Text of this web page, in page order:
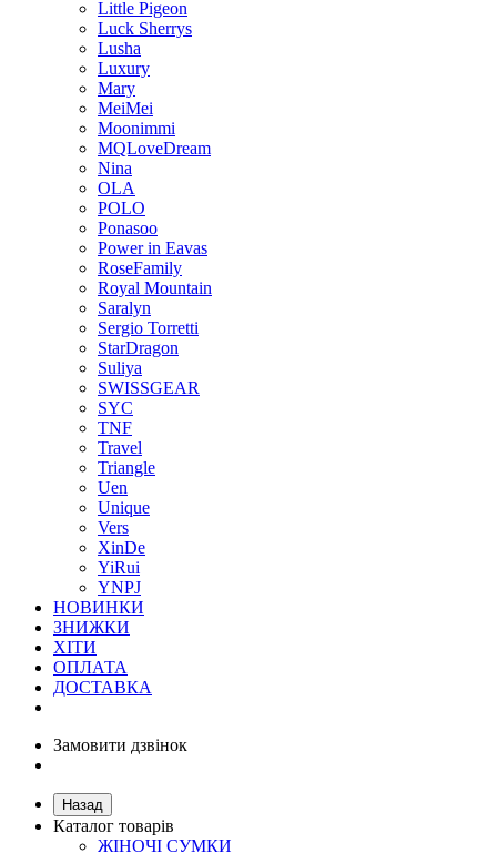
Little Pigeon
Luck Sherrys
Lusha
Luxury
Mary
MeiMei
Moonimmi
MQLoveDream
Nina
OLA
POLO
Ponasoo
Power in Eavas
RoseFamily
Royal Mountain
Saralyn
Sergio Torretti
StarDragon
Suliya
SWISSGEAR
SYC
TNF
Travel
Triangle
Uen
Unique
Vers
XinDe
YiRui
YNPJ
НОВИНКИ
ЗНИЖКИ
ХІТИ
ОПЛАТА
ДОСТАВКА
Замовити дзвінок
Назад
Каталог товарів
ЖІНОЧІ СУМКИ